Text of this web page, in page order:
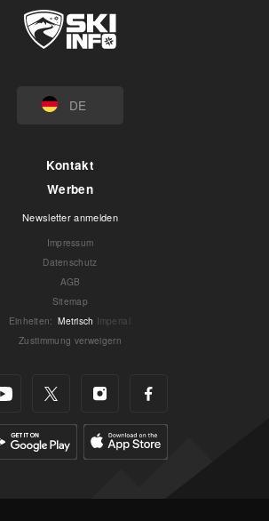
DE
Kontakt
Werben
Newsletter anmelden
Impressum
Datenschutz
AGB
Sitemap
Einheiten: Metrisch Imperial
Zustimmung verweigern